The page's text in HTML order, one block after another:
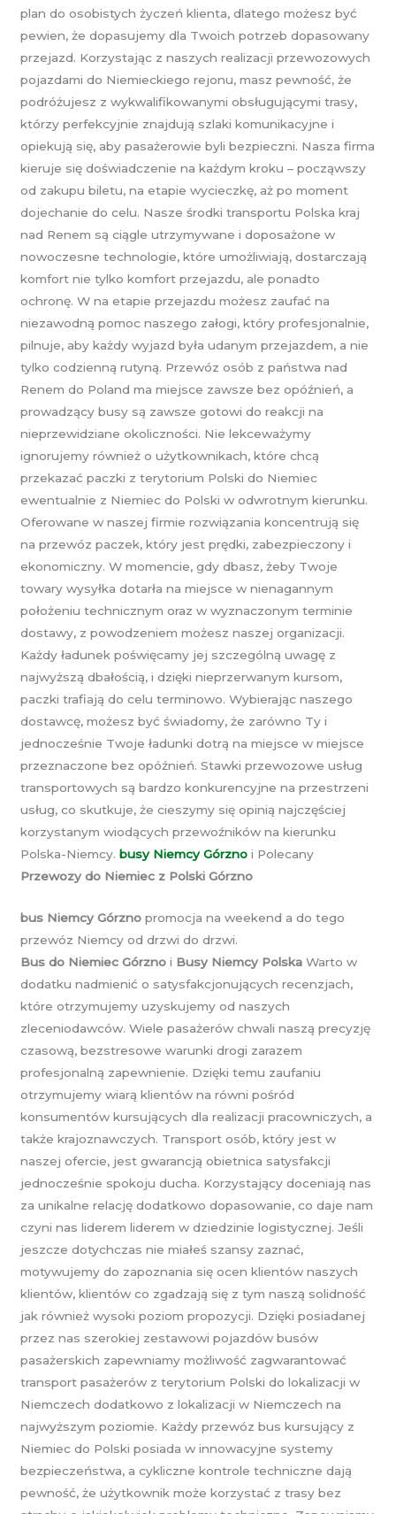
plan do osobistych życzeń klienta, dlatego możesz być
pewien, że dopasujemy dla Twoich potrzeb dopasowany
przejazd. Korzystając z naszych realizacji przewozowych
pojazdami do Niemieckiego rejonu, masz pewność, że
podróżujesz z wykwalifikowanymi obsługującymi trasy,
którzy perfekcyjnie znajdują szlaki komunikacyjne i
opiekują się, aby pasażerowie byli bezpieczni. Nasza firma
kieruje się doświadczenie na każdym kroku – począwszy
od zakupu biletu, na etapie wycieczkę, aż po moment
dojechanie do celu. Nasze środki transportu Polska kraj
nad Renem są ciągle utrzymywane i doposażone w
nowoczesne technologie, które umożliwiają, dostarczają
komfort nie tylko komfort przejazdu, ale ponadto
ochronę. W na etapie przejazdu możesz zaufać na
niezawodną pomoc naszego załogi, który profesjonalnie,
pilnuje, aby każdy wyjazd była udanym przejazdem, a nie
tylko codzienną rutyną. Przewóz osób z państwa nad
Renem do Poland ma miejsce zawsze bez opóźnień, a
prowadzący busy są zawsze gotowi do reakcji na
nieprzewidziane okoliczności. Nie lekceważymy
ignorujemy również o użytkownikach, które chcą
przekazać paczki z terytorium Polski do Niemiec
ewentualnie z Niemiec do Polski w odwrotnym kierunku.
Oferowane w naszej firmie rozwiązania koncentrują się
na przewóz paczek, który jest prędki, zabezpieczony i
ekonomiczny. W momencie, gdy dbasz, żeby Twoje
towary wysyłka dotarła na miejsce w nienagannym
położeniu technicznym oraz w wyznaczonym terminie
dostawy, z powodzeniem możesz naszej organizacji.
Każdy ładunek poświęcamy jej szczególną uwagę z
najwyższą dbałością, i dzięki nieprzerwanym kursom,
paczki trafiają do celu terminowo. Wybierając naszego
dostawcę, możesz być świadomy, że zarówno Ty i
jednocześnie Twoje ładunki dotrą na miejsce w miejsce
przeznaczone bez opóźnień. Stawki przewozowe usług
transportowych są bardzo konkurencyjne na przestrzeni
usług, co skutkuje, że cieszymy się opinią najczęściej
korzystanym wiodących przewoźników na kierunku
Polska-Niemcy. busy Niemcy Górzno i Polecany
Przewozy do Niemiec z Polski Górzno
bus Niemcy Górzno promocja na weekend a do tego
przewóz Niemcy od drzwi do drzwi.
Bus do Niemiec Górzno i Busy Niemcy Polska Warto w
dodatku nadmienić o satysfakcjonujących recenzjach,
które otrzymujemy uzyskujemy od naszych
zleceniodawców. Wiele pasażerów chwali naszą precyzję
czasową, bezstresowe warunki drogi zarazem
profesjonalną zapewnienie. Dzięki temu zaufaniu
otrzymujemy wiarą klientów na równi pośród
konsumentów kursujących dla realizacji pracowniczych, a
także krajoznawczych. Transport osób, który jest w
naszej ofercie, jest gwarancją obietnica satysfakcji
jednocześnie spokoju ducha. Korzystający doceniają nas
za unikalne relację dodatkowo dopasowanie, co daje nam
czyni nas liderem liderem w dziedzinie logistycznej. Jeśli
jeszcze dotychczas nie miałeś szansy zaznać,
motywujemy do zapoznania się ocen klientów naszych
klientów, klientów co zgadzają się z tym naszą solidność
jak również wysoki poziom propozycji. Dzięki posiadanej
przez nas szerokiej zestawowi pojazdów busów
pasażerskich zapewniamy możliwość zagwarantować
transport pasażerów z terytorium Polski do lokalizacji w
Niemczech dodatkowo z lokalizacji w Niemczech na
najwyższym poziomie. Każdy przewóz bus kursujący z
Niemiec do Polski posiada w innowacyjne systemy
bezpieczeństwa, a cykliczne kontrole techniczne dają
pewność, że użytkownik może korzystać z trasy bez